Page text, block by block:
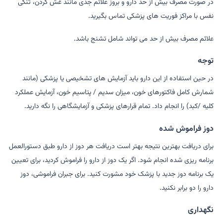
در صورت مصرف بیش از حد دارو و بروز علائم جدی مانند غش کردن، تنگی
نفس با مراکز فوریت های پزشکی تماس بگیرید.
علائم مصرف بیش از حد می تواند شامل تشنج باشد.
توجه
در حین استفاده از این دارو باید آزمایش های تشخیصی یا پزشکی (مانند
شمارش کامل فاکتورهای خون، میزان سدیم / پتاسیم خون، آزمایش عملکرد
کلیه /کبد) را انجام داد. تمام قرارهای پزشکی و آزمایشگاهی را نگه دارید.
دوز فراموش شده
برای دریافت بهترین نتیجه بهتر است دریافت هر دوز از دارو طبق دستورالعمل
برنامه ریزی شده انجام شود. اگر یک دوز از دارو را فراموش کردید، برای تعیین
یک برنامه دوز جدید با پزشک خود مشورت کنید. برای جبران فراموشی، دوز
دارو را دو برابر نکنید.
نگهداری